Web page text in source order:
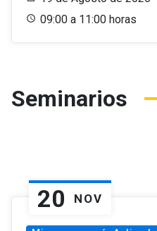
09:00 a 11:00 horas
Seminarios
20 NOV